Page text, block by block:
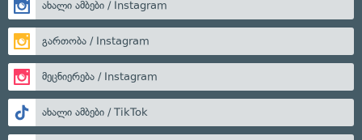
ახალი ამბები / Instagram
გართობა / Instagram
მეცნიერება / Instagram
ახალი ამბები / TikTok